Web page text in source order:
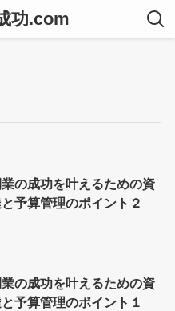
功.com
の成功を叶えるための資
予算管理のポイント２
の成功を叶えるための資
予算管理のポイント１